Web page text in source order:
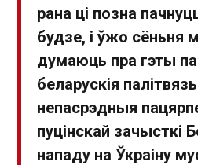
рана ці позна
будзе, і ўжо сёньня
думаюць пра гэты
беларускія
непасрэдныя
пуцінскай зачысткі
нападу на Ўкраіну